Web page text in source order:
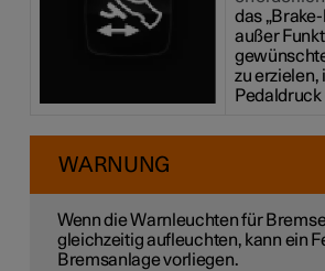
das
außer
zu erzielen,
WARNUNG
Wenn die Warnleuchten für
gleichzeitig aufleuchten, kann ein
Bremsanlage vorliegen.